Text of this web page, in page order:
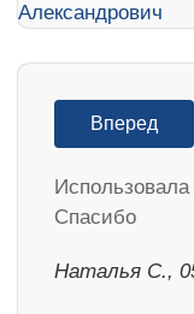
Вперед
Спасибо
Наталья С.,